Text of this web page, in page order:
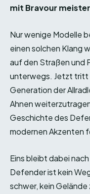
mit Bravour
Nur wenige Modelle
einen solchen Klang
auf den Straßen und
unterwegs. Jetzt tritt
Generation der
Ahnen
Geschichte des
modernen Akzenten
Eins bleibt dabei
Defender ist kein
schwer, kein